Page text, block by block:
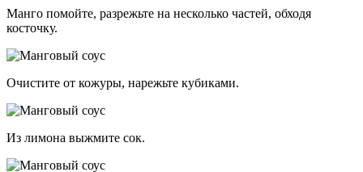
Манго помойте, разрежьте на несколько частей, обходя
косточку.
Очистите от кожуры, нарежьте кубиками.
Из лимона выжмите сок.